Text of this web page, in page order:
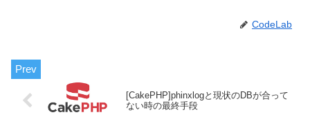
CodeLab
[CakePHP]phinxlogと現状のDBが合って
ない時の最終手段